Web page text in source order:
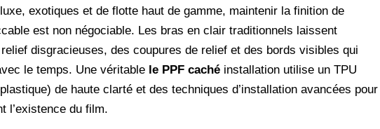
exotiques et de flotte haut de gamme, maintenir la finition de
est non négociable. Les bras en clair traditionnels laissent
disgracieuses, des coupures de relief et des bords visibles qui
le temps. Une véritable le PPF caché installation utilise un TPU
de haute clarté et des techniques d’installation avancées pour
l’existence du film.